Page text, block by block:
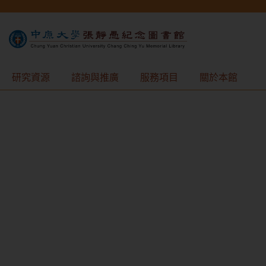
研究資源 諮詢與推廣 服務項目 關於本館